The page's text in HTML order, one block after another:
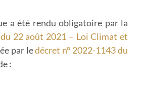
a été rendu obligatoire par la
22 août 2021 – Loi Climat et
par ledécret n° 2022-1143 du
: